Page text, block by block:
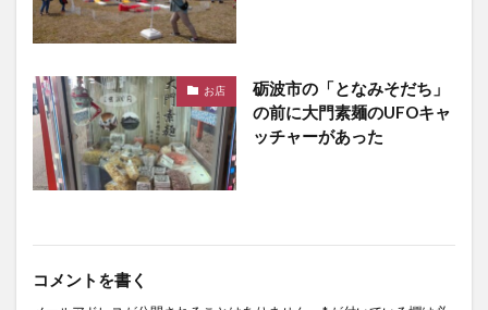
お店
砺波市の「となみそだち」
の前に大門素麺のUFOキャ
ッチャーがあった
コメントを書く